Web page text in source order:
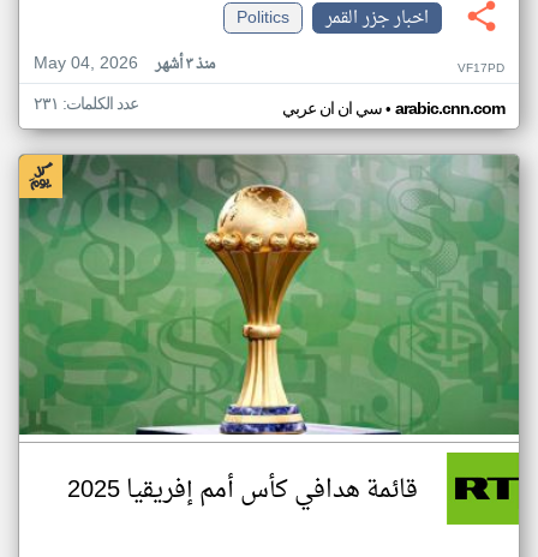
اخبار جزر القمر
Politics
May 04, 2026
منذ ٣ أشهر VF17PD
سي ان ان عربي• arabic.cnn.com عدد الكلمات: ٢٣١
قائمة هدافي كأس أمم إفريقيا 2025